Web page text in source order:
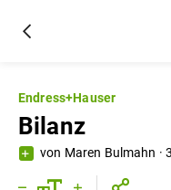
Endress+Hauser
Bilanz
von Maren Bulmahn ·